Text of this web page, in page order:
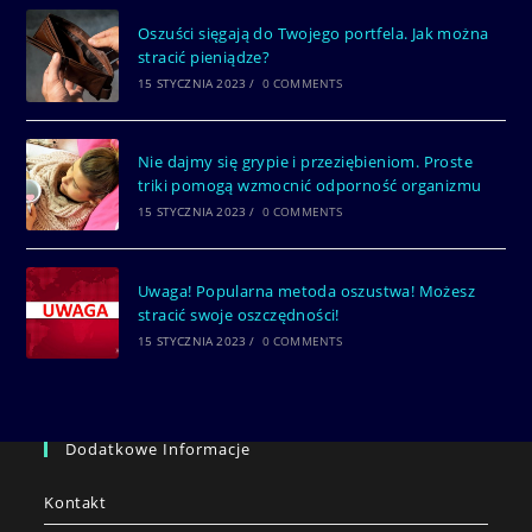
Oszuści sięgają do Twojego portfela. Jak można
stracić pieniądze?
15 STYCZNIA 2023 / 0 COMMENTS
Nie dajmy się grypie i przeziębieniom. Proste
triki pomogą wzmocnić odporność organizmu
15 STYCZNIA 2023 / 0 COMMENTS
Uwaga! Popularna metoda oszustwa! Możesz
stracić swoje oszczędności!
15 STYCZNIA 2023 / 0 COMMENTS
Dodatkowe Informacje
Kontakt